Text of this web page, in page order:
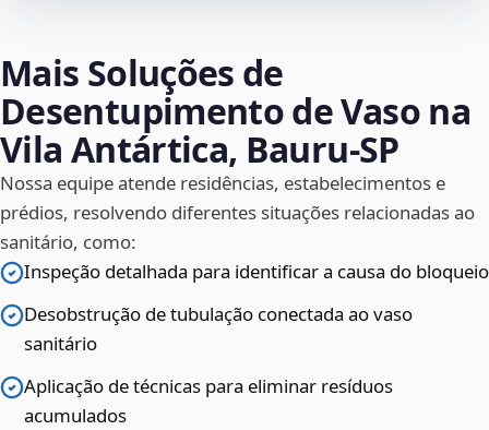
Mais Soluções de
Desentupimento de Vaso na
Vila Antártica, Bauru‑SP
Nossa equipe atende residências, estabelecimentos e
prédios, resolvendo diferentes situações relacionadas ao
sanitário, como:
Inspeção detalhada para identificar a causa do bloqueio
Desobstrução de tubulação conectada ao vaso
sanitário
Aplicação de técnicas para eliminar resíduos
acumulados